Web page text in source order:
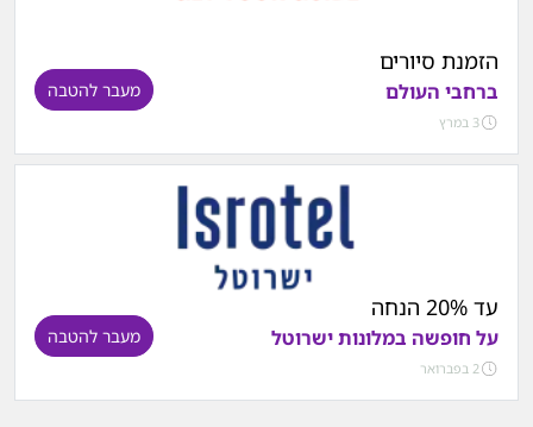
הזמנת סיורים
ברחבי העולם
3 במרץ
מעבר להטבה
עד 20% הנחה
על חופשה במלונות ישרוטל
2 בפברואר
מעבר להטבה